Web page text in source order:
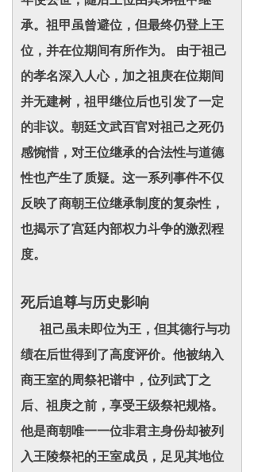
承。祖甲虽曾避位，但最终仍登上王
位，并在位期间有所作为。 由于祖己
的孝名深入人心，加之祖庚在位期间
并无建树，祖甲继位后也引发了一定
的非议。朝廷文武百官对祖己之死仍
感惋惜，对王位继承的合法性与道德
性也产生了质疑。这一系列事件不仅
反映了商朝王位继承制度的复杂性，
也揭示了宫廷内部权力斗争的激烈程
度。
死后追尊与历史影响
祖己虽未即位为王，但其德行与功
绩在后世得到了高度评价。他被纳入
商王室的周祭祀谱中，位列武丁之
后、祖庚之前，享受王级祭祀规格。
他是商朝唯一一位非君主身份却被列
入王陵祭祀的王室成员，足见其地位